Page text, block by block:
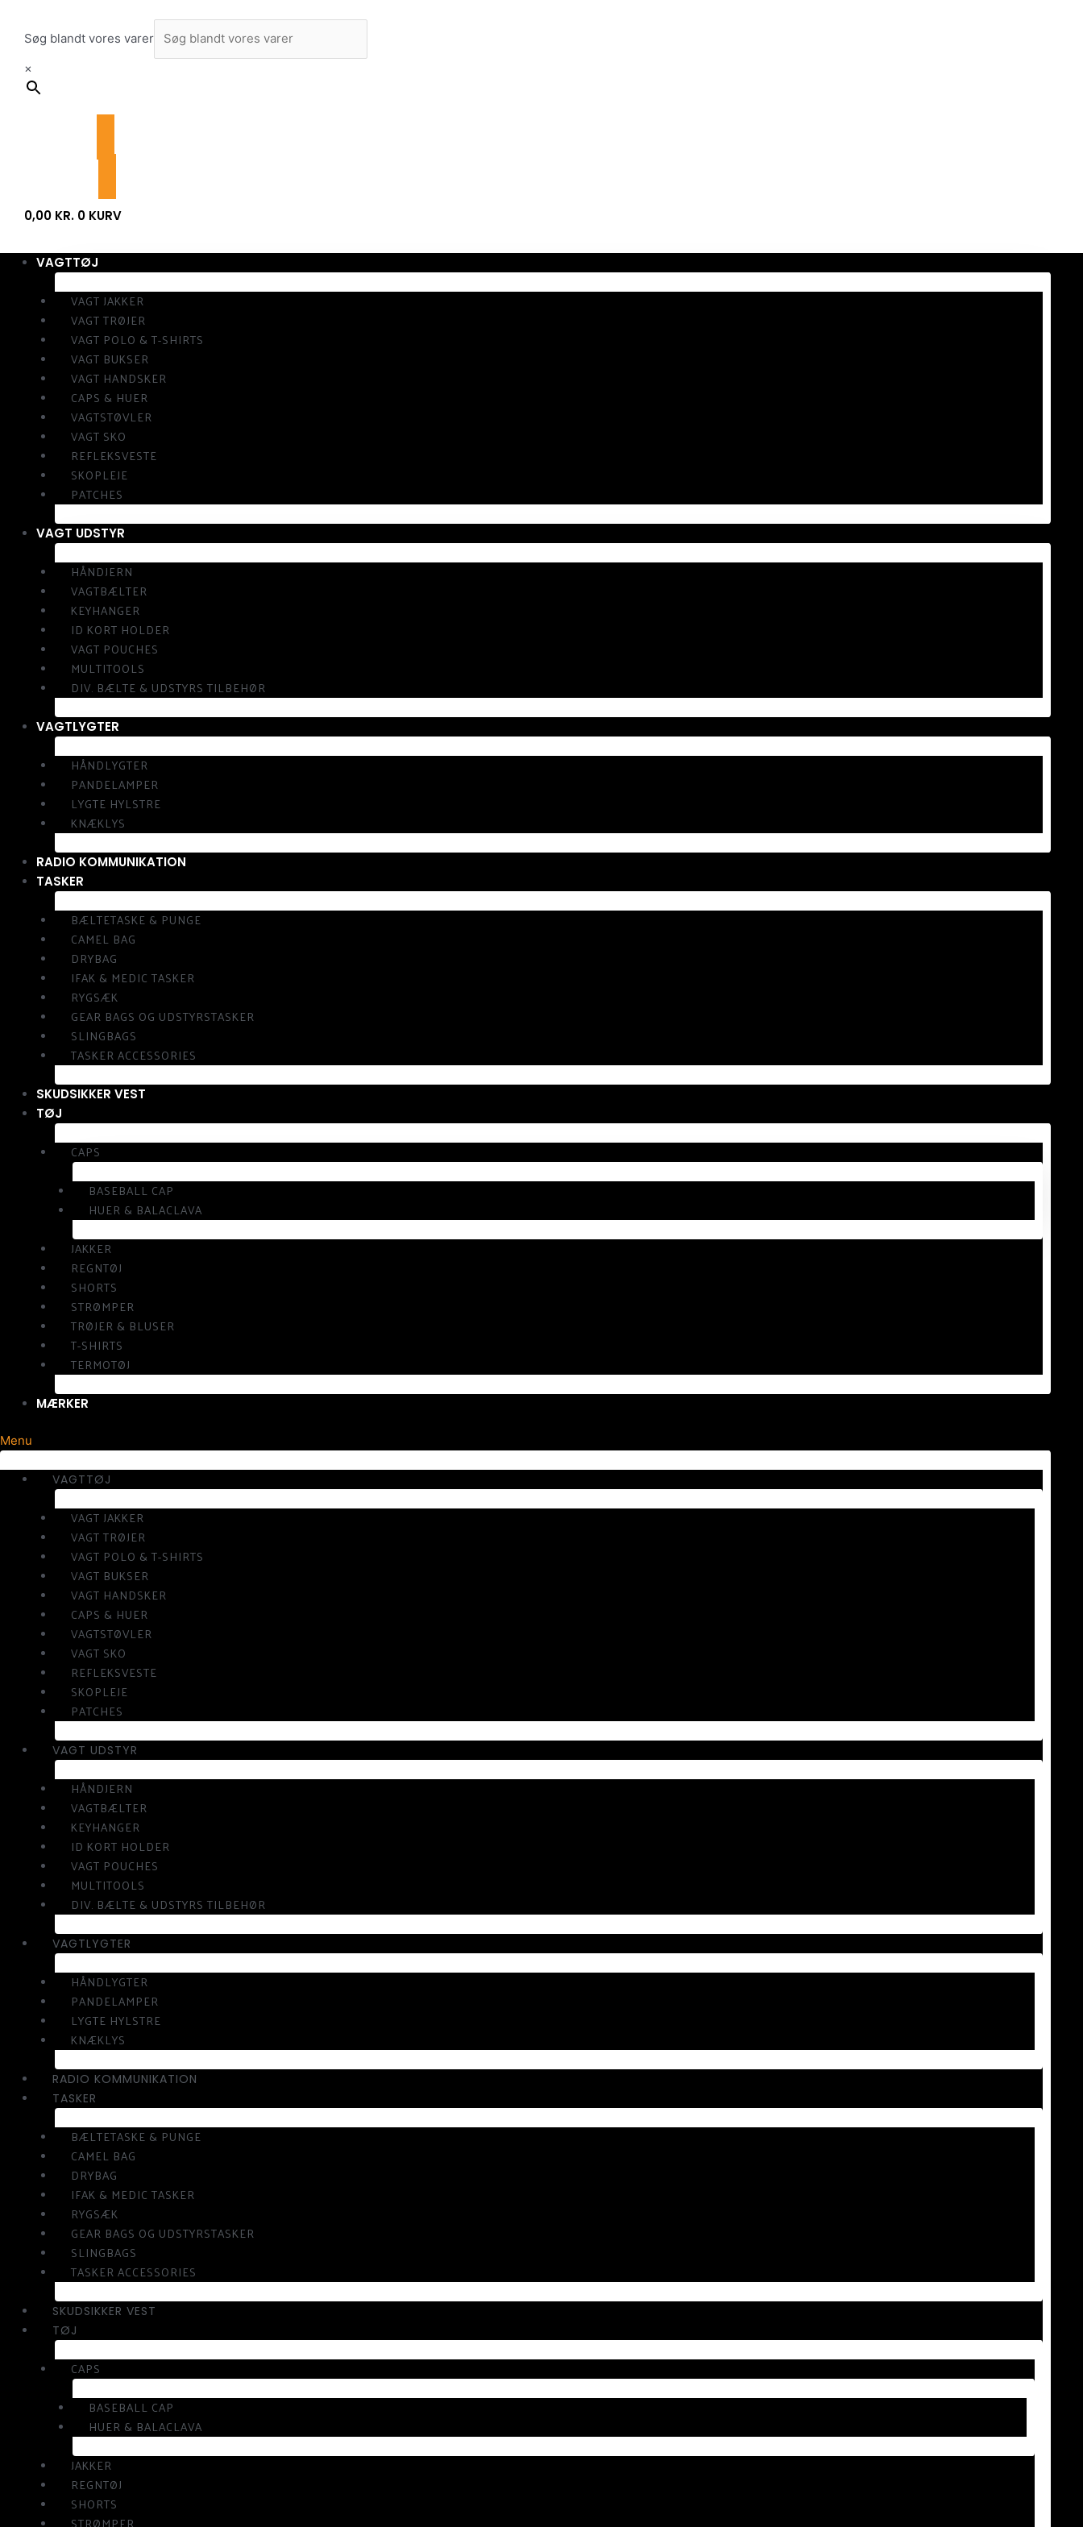
indholdet
Søg blandt vores varer
×
0,00 KR. 0 KURV
VAGTTØJ
VAGT JAKKER
VAGT TRØJER
VAGT POLO & T-SHIRTS
VAGT BUKSER
VAGT HANDSKER
CAPS & HUER
VAGTSTØVLER
VAGT SKO
REFLEKSVESTE
SKOPLEJE
PATCHES
VAGT UDSTYR
HÅNDJERN
VAGTBÆLTER
KEYHANGER
ID KORT HOLDER
VAGT POUCHES
MULTITOOLS
DIV. BÆLTE & UDSTYRS TILBEHØR
VAGTLYGTER
HÅNDLYGTER
PANDELAMPER
LYGTE HYLSTRE
KNÆKLYS
RADIO KOMMUNIKATION
TASKER
BÆLTETASKE & PUNGE
CAMEL BAG
DRYBAG
IFAK & MEDIC TASKER
RYGSÆK
GEAR BAGS OG UDSTYRSTASKER
SLINGBAGS
TASKER ACCESSORIES
SKUDSIKKER VEST
TØJ
CAPS
BASEBALL CAP
HUER & BALACLAVA
JAKKER
REGNTØJ
SHORTS
STRØMPER
TRØJER & BLUSER
T-SHIRTS
TERMOTØJ
MÆRKER
Menu
VAGTTØJ
VAGT JAKKER
VAGT TRØJER
VAGT POLO & T-SHIRTS
VAGT BUKSER
VAGT HANDSKER
CAPS & HUER
VAGTSTØVLER
VAGT SKO
REFLEKSVESTE
SKOPLEJE
PATCHES
VAGT UDSTYR
HÅNDJERN
VAGTBÆLTER
KEYHANGER
ID KORT HOLDER
VAGT POUCHES
MULTITOOLS
DIV. BÆLTE & UDSTYRS TILBEHØR
VAGTLYGTER
HÅNDLYGTER
PANDELAMPER
LYGTE HYLSTRE
KNÆKLYS
RADIO KOMMUNIKATION
TASKER
BÆLTETASKE & PUNGE
CAMEL BAG
DRYBAG
IFAK & MEDIC TASKER
RYGSÆK
GEAR BAGS OG UDSTYRSTASKER
SLINGBAGS
TASKER ACCESSORIES
SKUDSIKKER VEST
TØJ
CAPS
BASEBALL CAP
HUER & BALACLAVA
JAKKER
REGNTØJ
SHORTS